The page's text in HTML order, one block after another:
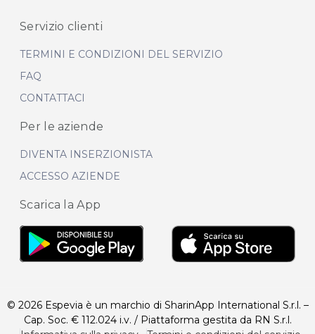
Servizio clienti
TERMINI E CONDIZIONI DEL SERVIZIO
FAQ
CONTATTACI
Per le aziende
DIVENTA INSERZIONISTA
ACCESSO AZIENDE
Scarica la App
© 2026 Espevia è un marchio di SharinApp International S.r.l. –
Cap. Soc. € 112.024 i.v. / Piattaforma gestita da RN S.r.l.